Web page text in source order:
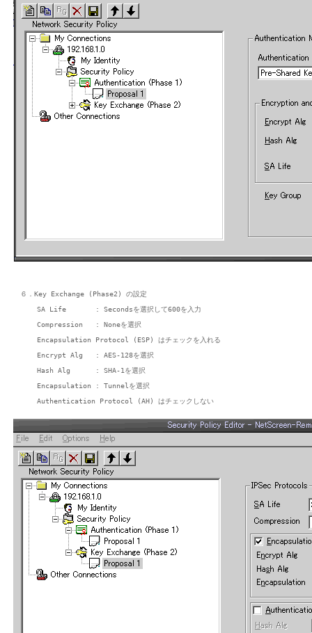
６．Key Exchange (Phase2) の設定
    SA Life       : Secondsを選択して600を入力
    Compression   : Noneを選択
    Encapsulation Protocol (ESP) はチェックを入れる
    Encrypt Alg   : AES-128を選択
    Hash Alg      : SHA-1を選択
    Encapsulation : Tunnelを選択